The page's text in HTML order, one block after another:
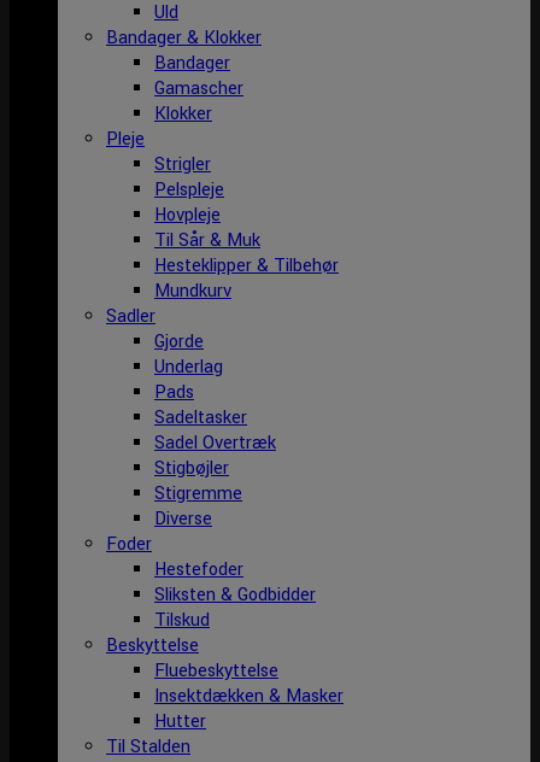
Uld
Bandager & Klokker
Bandager
Gamascher
Klokker
Pleje
Strigler
Pelspleje
Hovpleje
Til Sår & Muk
Hesteklipper & Tilbehør
Mundkurv
Sadler
Gjorde
Underlag
Pads
Sadeltasker
Sadel Overtræk
Stigbøjler
Stigremme
Diverse
Foder
Hestefoder
Sliksten & Godbidder
Tilskud
Beskyttelse
Fluebeskyttelse
Insektdækken & Masker
Hutter
Til Stalden